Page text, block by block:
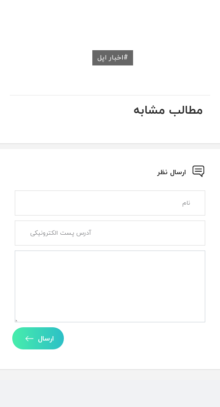
اخبار اپل
مطالب مشابه
ارسال نظر
ارسال